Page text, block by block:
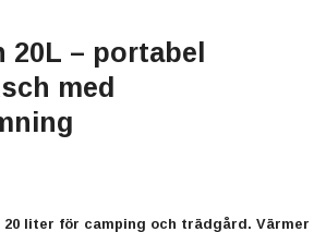
20L – portabel
med
liter för camping och trädgård. Värmer